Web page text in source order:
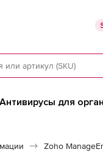
Антивирусы для
Zoho